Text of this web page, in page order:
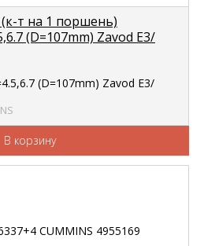
т на 1 поршень)
(D=107mm) Zavod Е3/
В корзину